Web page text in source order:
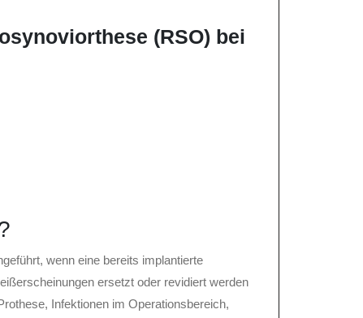
(RSO) bei
wenn eine bereits implantierte
ersetzt oder revidiert werden
Infektionen im Operationsbereich,